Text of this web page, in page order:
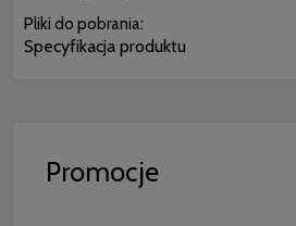
Pliki do pobrania:
Specyfikacja produktu
Promocje